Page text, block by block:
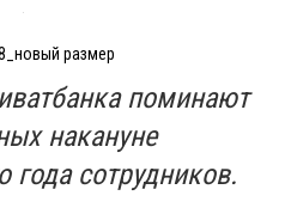
размер
поминают
накануне
года сотрудников.